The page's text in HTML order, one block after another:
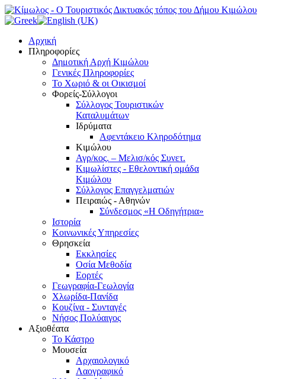
Αρχική
Πληροφορίες
Δημοτική Αρχή Κιμώλου
Γενικές Πληροφορίες
Το Xωριό & οι Οικισμοί
Φορείς-Σύλλογοι
Σύλλογος Τουριστικών
Καταλυμάτων
Ιδρύματα
Αφεντάκειο Κληροδότημα
Κιμώλου
Αγρ/κος. – Μελισ/κός Συνετ.
Κιμωλίστες - Εθελοντική ομάδα
Κιμώλου
Σύλλογος Επαγγελματιών
Πειραιώς - Αθηνών
Σύνδεσμος «Η Οδηγήτρια»
Ιστορία
Κοινωνικές Υπηρεσίες
Θρησκεία
Εκκλησίες
Οσία Μεθοδία
Εορτές
Γεωγραφία-Γεωλογία
Χλωρίδα-Πανίδα
Κουζίνα - Συνταγές
Νήσος Πολύαιγος
Αξιοθέατα
Το Κάστρο
Μουσεία
Αρχαιολογικό
Λαογραφικό